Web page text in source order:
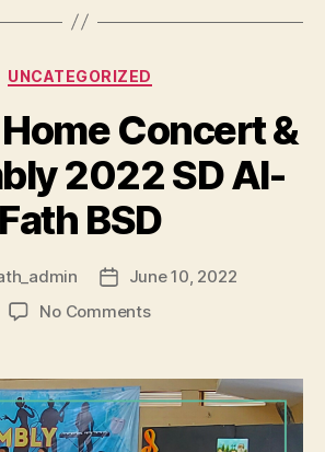
UNCATEGORIZED
Concert &
2022 SD Al-
Fath BSD
June 10, 2022
No Comments